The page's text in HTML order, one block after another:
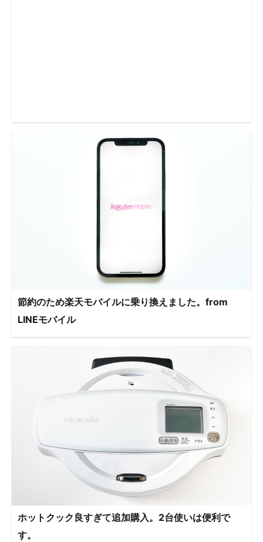
節約のため楽天モバイルに乗り換えました。from
LINEモバイル
ホットクック良すぎて追加購入。2台使いは便利で
す。